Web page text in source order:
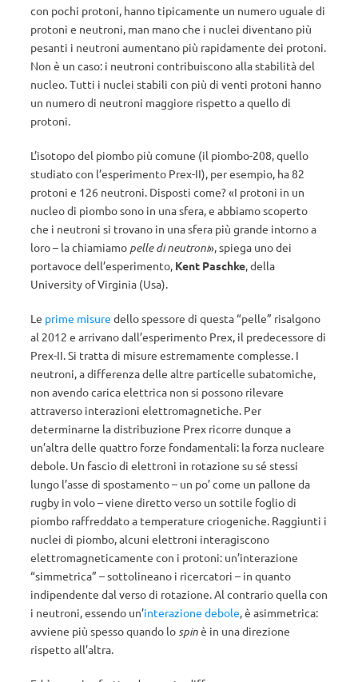
con pochi protoni, hanno tipicamente un numero uguale di
protoni e neutroni, man mano che i nuclei diventano più
pesanti i neutroni aumentano più rapidamente dei protoni.
Non è un caso: i neutroni contribuiscono alla stabilità del
nucleo. Tutti i nuclei stabili con più di venti protoni hanno
un numero di neutroni maggiore rispetto a quello di
protoni.
L’isotopo del piombo più comune (il piombo-208, quello
studiato con l’esperimento Prex-II), per esempio, ha 82
protoni e 126 neutroni. Disposti come? «I protoni in un
nucleo di piombo sono in una sfera, e abbiamo scoperto
che i neutroni si trovano in una sfera più grande intorno a
loro – la chiamiamo pelle di neutroni», spiega uno dei
portavoce dell’esperimento, Kent Paschke, della
University of Virginia (Usa).
Le prime misure dello spessore di questa “pelle” risalgono
al 2012 e arrivano dall’esperimento Prex, il predecessore di
Prex-II. Si tratta di misure estremamente complesse. I
neutroni, a differenza delle altre particelle subatomiche,
non avendo carica elettrica non si possono rilevare
attraverso interazioni elettromagnetiche. Per
determinarne la distribuzione Prex ricorre dunque a
un’altra delle quattro forze fondamentali: la forza nucleare
debole. Un fascio di elettroni in rotazione su sé stessi
lungo l’asse di spostamento – un po’ come un pallone da
rugby in volo – viene diretto verso un sottile foglio di
piombo raffreddato a temperature criogeniche. Raggiunti i
nuclei di piombo, alcuni elettroni interagiscono
elettromagneticamente con i protoni: un’interazione
“simmetrica” – sottolineano i ricercatori – in quanto
indipendente dal verso di rotazione. Al contrario quella con
i neutroni, essendo un’interazione debole, è asimmetrica:
avviene più spesso quando lospinè in una direzione
rispetto all’altra.